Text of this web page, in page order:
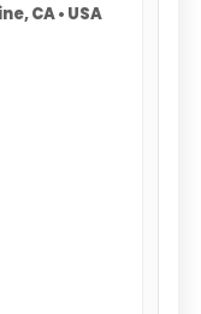
CA • USA